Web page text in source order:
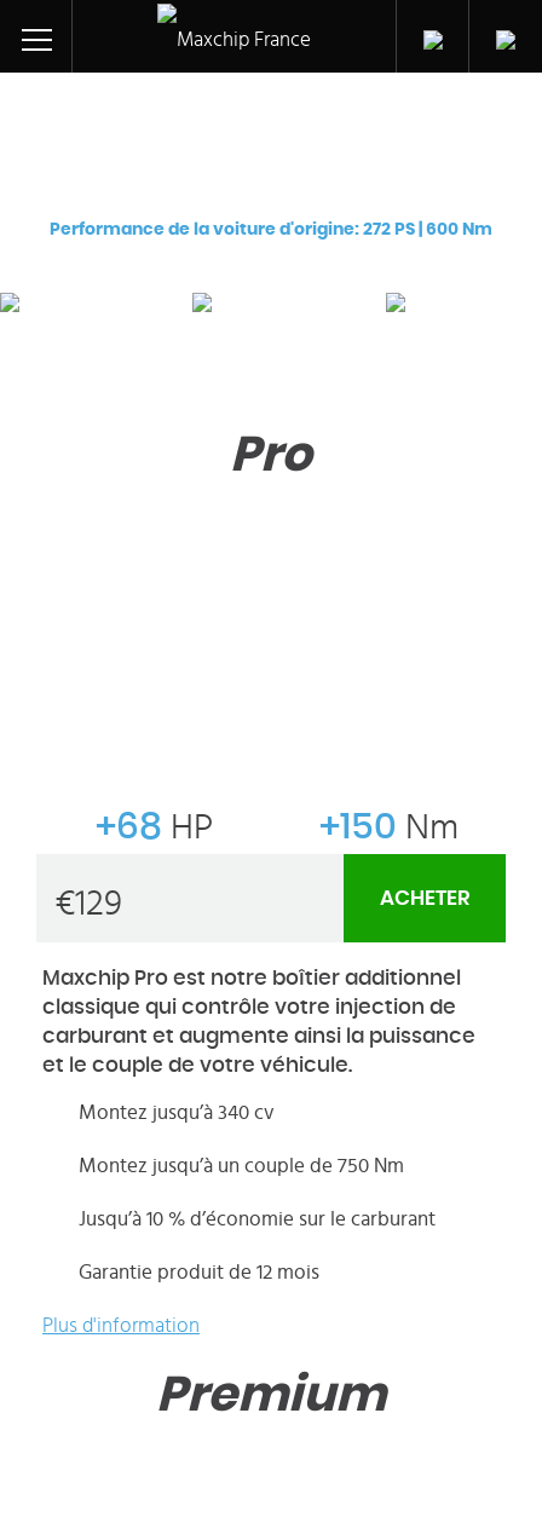
Performance de la voiture d'origine: 272 PS | 600 Nm
Pro
+68 HP +150 Nm
€129 ACHETER
Maxchip Pro est notre boîtier additionnel
classique qui contrôle votre injection de
carburant et augmente ainsi la puissance
et le couple de votre véhicule.
Montez jusqu’à 340 cv
Montez jusqu’à un couple de 750 Nm
Jusqu’à 10 % d’économie sur le carburant
Garantie produit de 12 mois
Plus d'information
Premium